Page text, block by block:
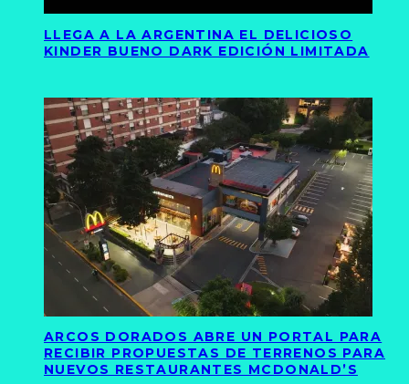
LLEGA A LA ARGENTINA EL DELICIOSO
KINDER BUENO DARK EDICIÓN LIMITADA
ARCOS DORADOS ABRE UN PORTAL PARA
RECIBIR PROPUESTAS DE TERRENOS PARA
NUEVOS RESTAURANTES MCDONALD’S